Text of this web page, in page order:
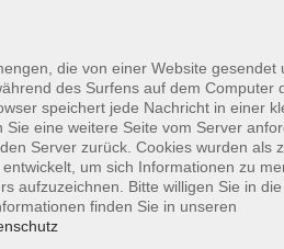
Kürbis & Papierzauber -
für Alltag und Reise -
Einstieg in die spanische
Küche – Traditionelle
die von einer Website gesendet
des Surfens auf dem Computer
speichert jede Nachricht in einer
Sie eine weitere Seite vom Server
Server zurück. Cookies wurden als
um sich Informationen zu
aufzuzeichnen. Bitte willigen Sie in
finden Sie in unseren